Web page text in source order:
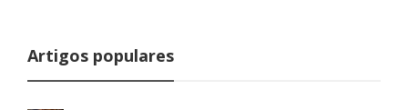
Artigos populares